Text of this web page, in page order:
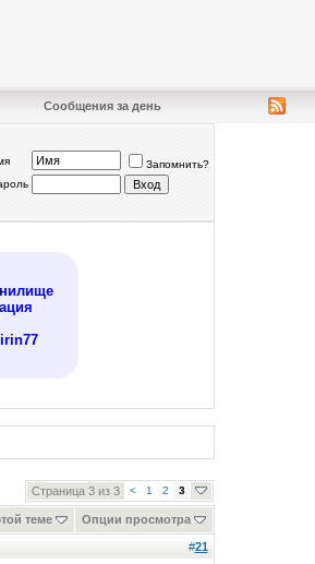
Сообщения за день
Запомнить?
Страница 3 из 3 < 1 2 3
теме Опции просмотра
#21